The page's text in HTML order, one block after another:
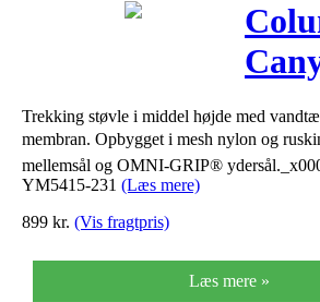
Mid
Grå
Trekking støvle i middel højde med
membran. Opbygget i mesh nylon og
mellemsål og OMNI-GRIP®
YM5415-231 (Læs mere)
899 kr. (Vis fragtpris)
Læs mere »